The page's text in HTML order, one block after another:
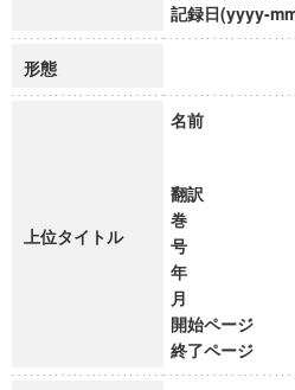
記録日(yyyy-
形態
上位タイトル
名前
翻訳
巻
号
年
月
開始ページ
終了ページ